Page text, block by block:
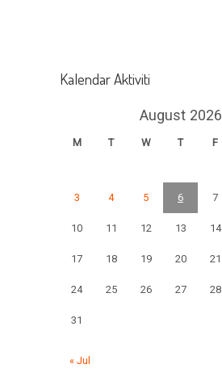
Kalendar Aktiviti
August 2026
M T W T F
3 4 5 6 7
10 11 12 13 14
17 18 19 20 21
24 25 26 27 28
31
« Jul